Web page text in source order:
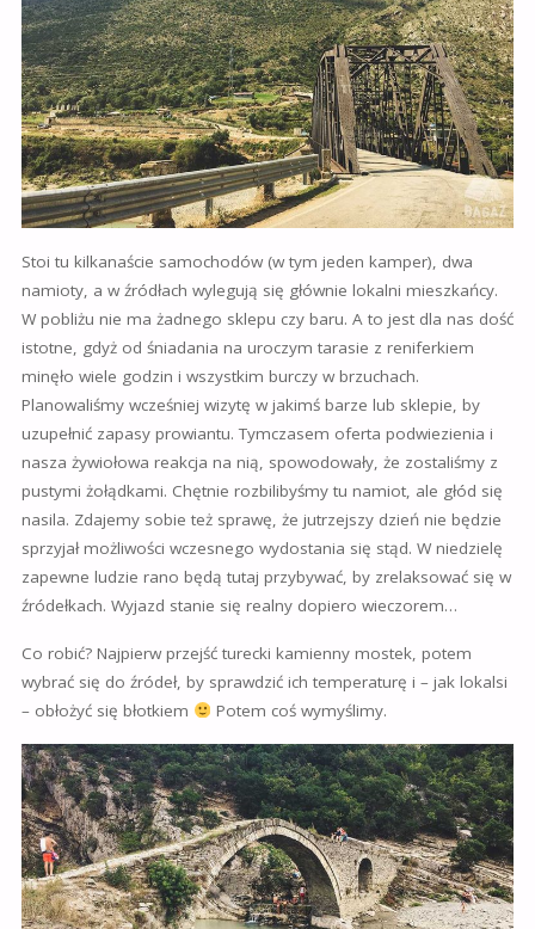
Stoi tu kilkanaście samochodów (w tym jeden kamper), dwa
namioty, a w źródłach wylegują się głównie lokalni mieszkańcy.
W pobliżu nie ma żadnego sklepu czy baru. A to jest dla nas dość
istotne, gdyż od śniadania na uroczym tarasie z reniferkiem
minęło wiele godzin i wszystkim burczy w brzuchach.
Planowaliśmy wcześniej wizytę w jakimś barze lub sklepie, by
uzupełnić zapasy prowiantu. Tymczasem oferta podwiezienia i
nasza żywiołowa reakcja na nią, spowodowały, że zostaliśmy z
pustymi żołądkami. Chętnie rozbilibyśmy tu namiot, ale głód się
nasila. Zdajemy sobie też sprawę, że jutrzejszy dzień nie będzie
sprzyjał możliwości wczesnego wydostania się stąd. W niedzielę
zapewne ludzie rano będą tutaj przybywać, by zrelaksować się w
źródełkach. Wyjazd stanie się realny dopiero wieczorem…
Co robić? Najpierw przejść turecki kamienny mostek, potem
wybrać się do źródeł, by sprawdzić ich temperaturę i – jak lokalsi
– obłożyć się błotkiem
Potem coś wymyślimy.